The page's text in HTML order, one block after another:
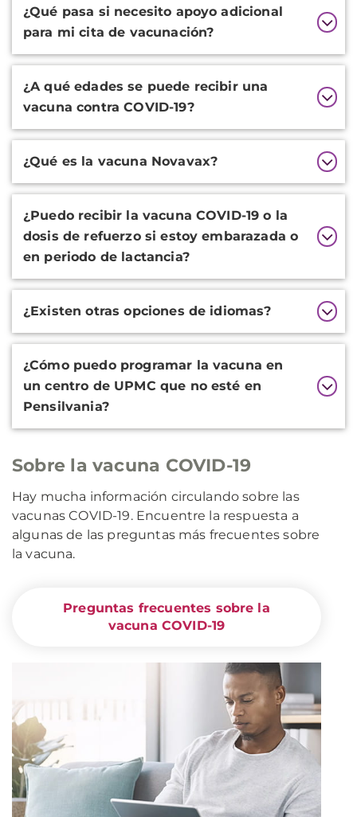
¿Qué pasa si necesito apoyo adicional
para mi cita de vacunación?
¿A qué edades se puede recibir una
vacuna contra COVID-19?
¿Qué es la vacuna Novavax?
¿Puedo recibir la vacuna COVID-19 o la
dosis de refuerzo si estoy embarazada o
en periodo de lactancia?
¿Existen otras opciones de idiomas?
¿Cómo puedo programar la vacuna en
un centro de UPMC que no esté en
Pensilvania?
Sobre la vacuna COVID-19
Hay mucha información circulando sobre las
vacunas COVID-19. Encuentre la respuesta a
algunas de las preguntas más frecuentes sobre
la vacuna.
Preguntas frecuentes sobre la
vacuna COVID-19